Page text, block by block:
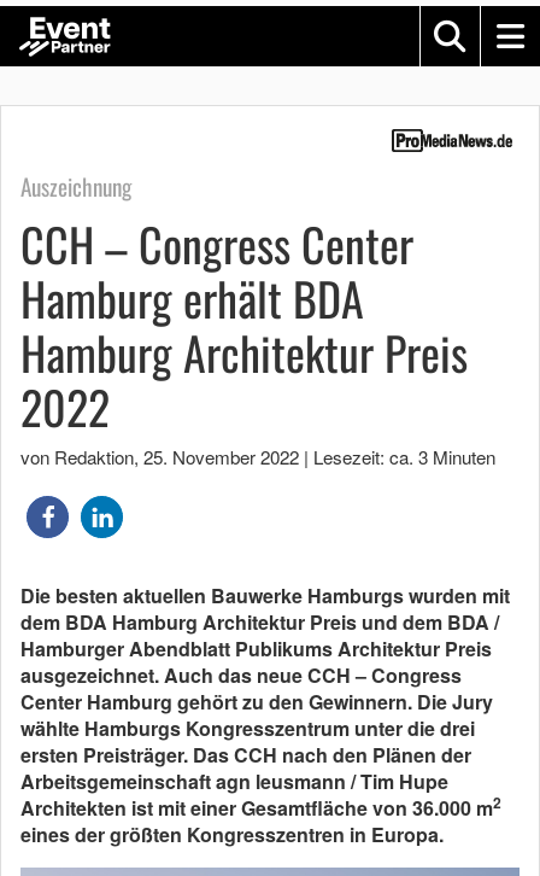
Auszeichnung
CCH – Congress Center
Hamburg erhält BDA
Hamburg Architektur Preis
2022
von Redaktion, 25. November 2022 | Lesezeit: ca. 3 Minuten
Die besten aktuellen Bauwerke Hamburgs wurden mit
dem BDA Hamburg Architektur Preis und dem BDA /
Hamburger Abendblatt Publikums Architektur Preis
ausgezeichnet. Auch das neue CCH – Congress
Center Hamburg gehört zu den Gewinnern. Die Jury
wählte Hamburgs Kongresszentrum unter die drei
ersten Preisträger. Das CCH nach den Plänen der
Arbeitsgemeinschaft agn leusmann / Tim Hupe
Architekten ist mit einer Gesamtfläche von 36.000 m2
eines der größten Kongresszentren in Europa.